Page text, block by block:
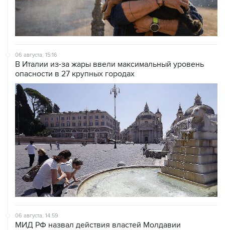
06 августа, 15:16
В Италии из-за жары ввели максимальный уровень
опасности в 27 крупных городах
06 августа, 14:59
МИД РФ назвал действия властей Молдавии